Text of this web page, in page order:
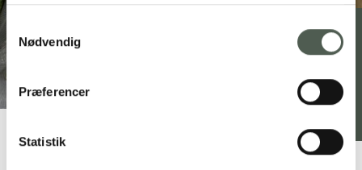
Nødvendig
Præferencer
Statistik
Vorgod Østerby frugt & grønt
Vorgod Østerbyvej 17, 6920 Videbæk